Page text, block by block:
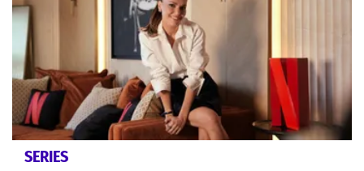
SERIES